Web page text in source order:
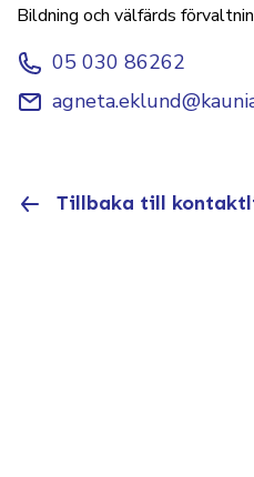
Bildning och välfärds
05 030 86262
Tillbaka till